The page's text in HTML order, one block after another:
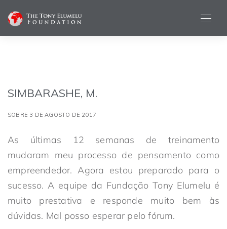
SIMBARASHE, M.
SOBRE 3 DE AGOSTO DE 2017
As últimas 12 semanas de treinamento
mudaram meu processo de pensamento como
empreendedor. Agora estou preparado para o
sucesso. A equipe da Fundação Tony Elumelu é
muito prestativa e responde muito bem às
dúvidas. Mal posso esperar pelo fórum.